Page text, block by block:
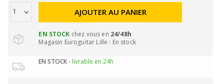
AJOUTER AU PANIER
EN STOCK chez vous en 24/48h
Magasin Euroguitar Lille : En stock
EN STOCK- livrable en 24h